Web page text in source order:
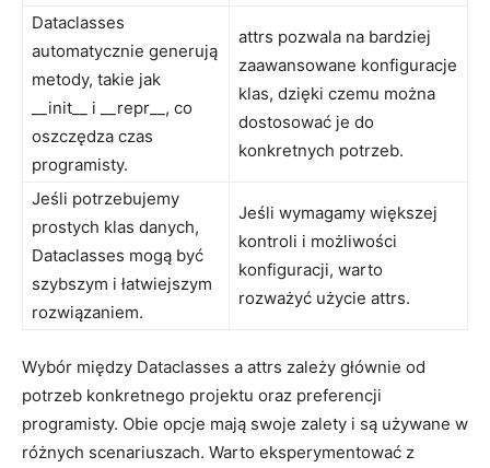
Dataclasses
automatycznie ‍generują
metody, takie ​jak⁤
__init__ ⁢i __repr__, co
oszczędza czas
programisty.
attrs pozwala na bardziej⁣
zaawansowane ⁣konfiguracje⁤
klas, ‌dzięki⁢ czemu można
dostosować ⁢je ⁢do
konkretnych potrzeb.
Jeśli potrzebujemy
prostych klas danych,
Dataclasses ‌mogą być
szybszym ​i łatwiejszym
rozwiązaniem.
Jeśli wymagamy ⁤większej
kontroli ‍i‌ możliwości
konfiguracji, warto
rozważyć użycie⁣ attrs.
Wybór między Dataclasses‍ a attrs zależy głównie od
‌potrzeb​ konkretnego⁣ projektu oraz⁣ preferencji
programisty. Obie opcje mają​ swoje zalety⁤ i są⁤ używane ⁣w
różnych ​scenariuszach. ⁢Warto eksperymentować z